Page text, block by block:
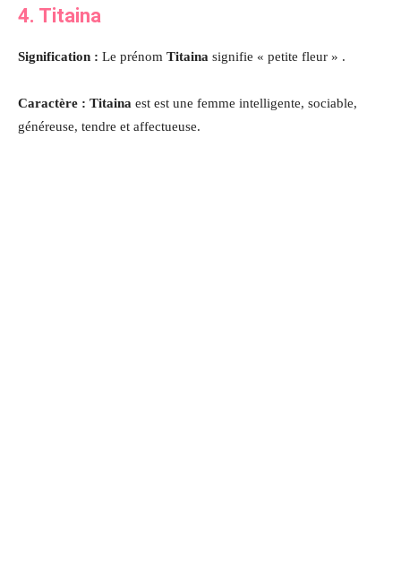
4. Titaina
Signification : Le prénom Titaina signifie « petite fleur » .
Caractère : Titaina est est une femme intelligente, sociable,
généreuse, tendre et affectueuse.